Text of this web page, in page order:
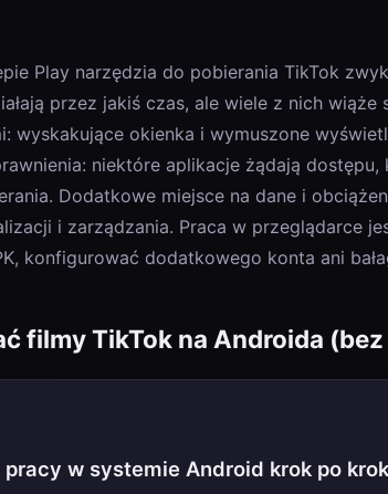
Play narzędzia do pobierania TikTok
przez jakiś czas, ale wiele z nich wiąże
wyskakujące okienka i wymuszone
niektóre aplikacje żądają
Dodatkowe miejsce na dane i
i zarządzania. Praca w przeglądarce
konfigurować dodatkowego konta ani
filmy TikTok na Androida
pracy w systemie Android krok po